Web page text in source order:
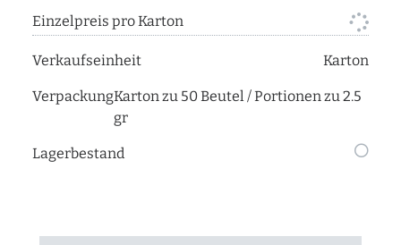
Einzelpreis pro Karton
Verkaufseinheit Karton
VerpackungKarton zu 50 Beutel / Portionen zu 2.5
gr
Lagerbestand